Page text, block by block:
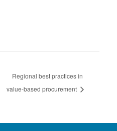
Regional best practices in
value-based procurement